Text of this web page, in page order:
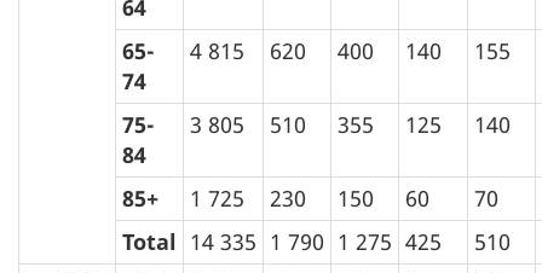
64
65-
74
4 815 620 400 140 155
75-
84
3 805 510 355 125 140
85+ 1 725 230 150 60
70
Total 14 335 1 790 1 275 425
510